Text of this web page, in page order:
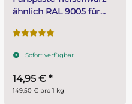
Schokobraun ähnlich
Sofort verfügbar
7,95 € *
79,50 € pro 1 kg